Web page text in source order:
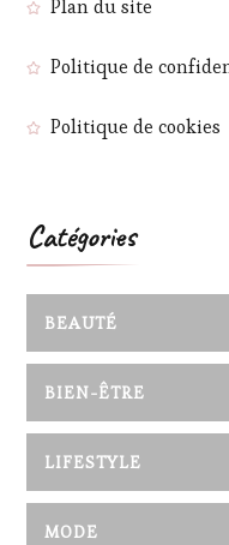
Plan du site
Politique de
Politique de cookies
Catégories
BEAUTÉ
BIEN-ÊTRE
LIFESTYLE
MODE